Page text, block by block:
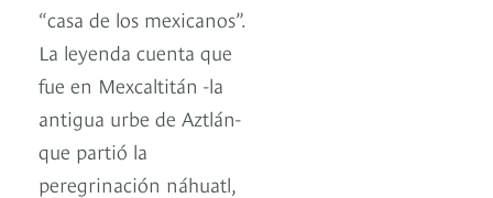
“casa de los mexicanos”.
La leyenda cuenta que
fue en Mexcaltitán -la
antigua urbe de Aztlán-
que partió la
peregrinación náhuatl,